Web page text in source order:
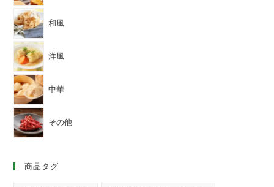
和風
洋風
中華
その他
商品タグ